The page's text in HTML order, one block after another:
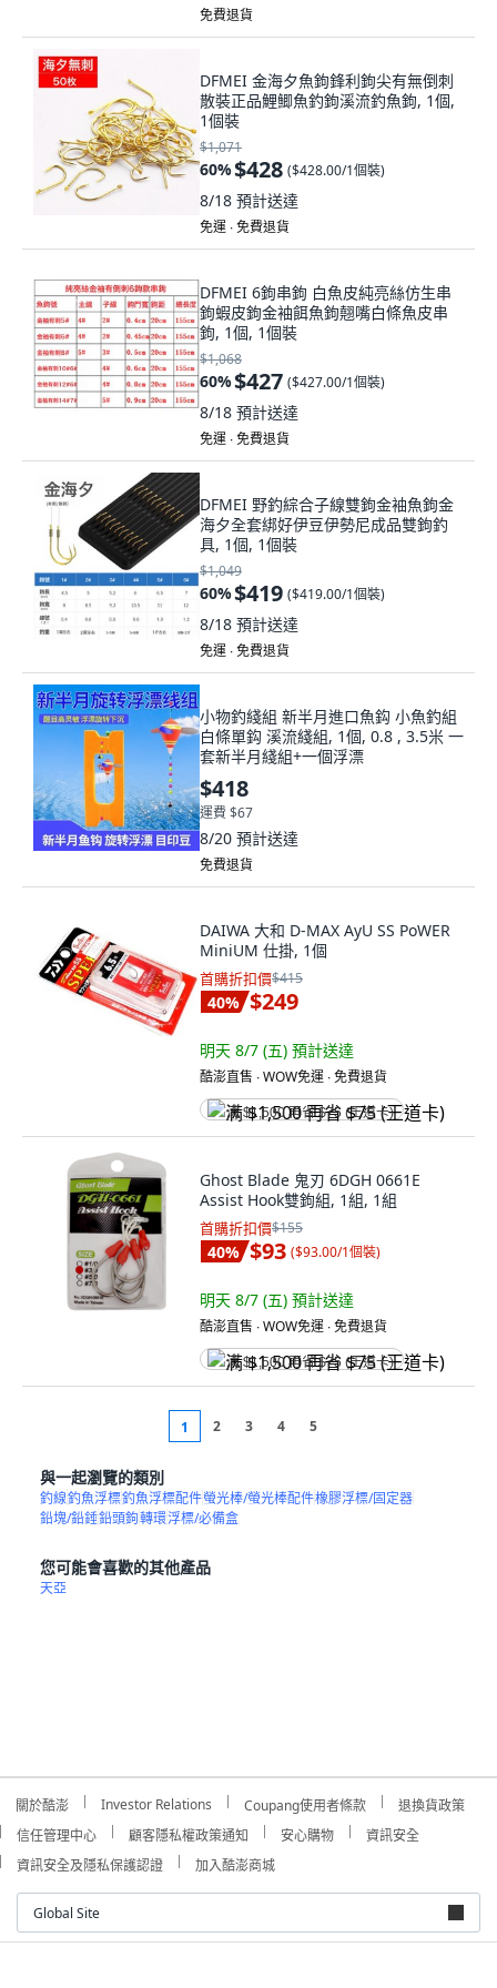
免費退貨
DFMEI 金海夕魚鉤鋒利鉤尖有無倒刺
散裝正品鯉鯽魚釣鉤溪流釣魚鉤, 1個,
1個裝
$1,071
60%$428 ($428.00/1個裝)
8/18 預計送達
免運 ∙ 免費退貨
DFMEI 6鉤串鉤 白魚皮純亮絲仿生串
鉤蝦皮鉤金袖餌魚鉤翹嘴白條魚皮串
鉤, 1個, 1個裝
$1,068
60%$427 ($427.00/1個裝)
8/18 預計送達
免運 ∙ 免費退貨
DFMEI 野釣綜合子線雙鉤金袖魚鉤金
海夕全套綁好伊豆伊勢尼成品雙鉤釣
具, 1個, 1個裝
$1,049
60%$419 ($419.00/1個裝)
8/18 預計送達
免運 ∙ 免費退貨
小物釣綫組 新半月進口魚鈎 小魚釣組
白條單鈎 溪流綫組, 1個, 0.8 , 3.5米 一
套新半月綫組+一個浮漂
$418
運費 $67
8/20 預計送達
免費退貨
DAIWA 大和 D-MAX AyU SS PoWER
MiniUM 仕掛, 1個
首購折扣價$415
40% $249
明天 8/7 (五) 預計送達
酷澎直售 ∙ WOW免運 ∙ 免費退貨
满 $1,500 再省 $75 (王道卡)
Ghost Blade 鬼刃 6DGH 0661E
Assist Hook雙鉤組, 1組, 1組
首購折扣價$155
40% $93 ($93.00/1個裝)
明天 8/7 (五) 預計送達
酷澎直售 ∙ WOW免運 ∙ 免費退貨
满 $1,500 再省 $75 (王道卡)
1 2 3 4 5
與一起瀏覽的類別
釣線釣魚浮標釣魚浮標配件螢光棒/螢光棒配件橡膠浮標/固定器
鉛塊/鉛錘鉛頭鉤轉環浮標/必備盒
您可能會喜歡的其他產品
天亞
關於酷澎 Investor Relations Coupang使用者條款
退換貨政策
信任管理中心
顧客隱私權政策通知 安心購物
資訊安全
資訊安全及隱私保護認證
加入酷澎商城
Global Site